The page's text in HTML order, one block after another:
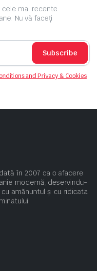
mai recente
Nu vă faceți
Subscribe
and Privacy & Cookies
în 2007 ca o afacere
modernă, deservindu-
amănuntul și cu ridicata